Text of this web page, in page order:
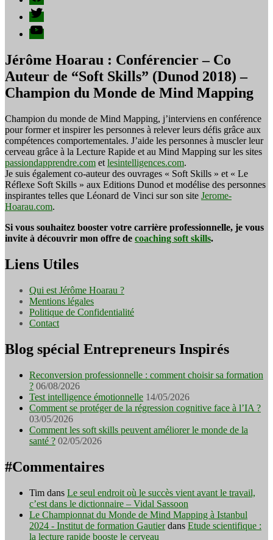
Twitter
YouTube
Jérôme Hoarau : Conférencier – Co
Auteur de “Soft Skills” (Dunod 2018) –
Champion du Monde de Mind Mapping
Champion du monde de Mind Mapping, j’interviens en conférence
pour former et inspirer les personnes à relever leurs défis grâce aux
compétences comportementales. J’aide les personnes à muscler leur
cerveau grâce à la Lecture Rapide et au Mind Mapping sur les sites
passiondapprendre.com et lesintelligences.com.
Je suis également co-auteur des ouvrages « Soft Skills » et « Le
Réflexe Soft Skills » aux Editions Dunod et modélise des personnes
inspirantes telles que Léonard de Vinci sur son site Jerome-
Hoarau.com.
Si vous souhaitez booster votre carrière professionnelle, je vous
invite à découvrir mon offre de coaching soft skills.
Liens Utiles
Qui est Jérôme Hoarau ?
Mentions légales
Politique de Confidentialité
Contact
Blog spécial Entrepreneurs Inspirés
Reconversion professionnelle : comment choisir sa formation
? 06/08/2026
Test intelligence émotionnelle 14/05/2026
Comment se protéger de la régression cognitive face à l’IA ?
03/05/2026
Comment les soft skills peuvent améliorer le monde de la
santé ? 02/05/2026
#Commentaires
Tim dans Le seul endroit où le succès vient avant le travail,
c’est dans le dictionnaire – Vidal Sassoon
Le Championnat du Monde de Mind Mapping à Istanbul
2024 - Institut de formation Gautierdans Etude scientifique :
la lecture rapide booste le cerveau